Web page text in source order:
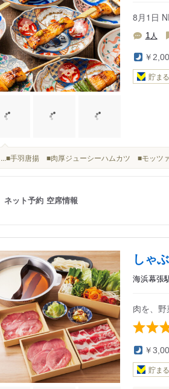
8月1日
1 人
￥
貯ま
...■手羽唐揚 ■肉厚ジューシーハムカツ ■モッツ
ネット予約 空席情報
しゃ
海浜幕張
肉を、
￥
貯まる